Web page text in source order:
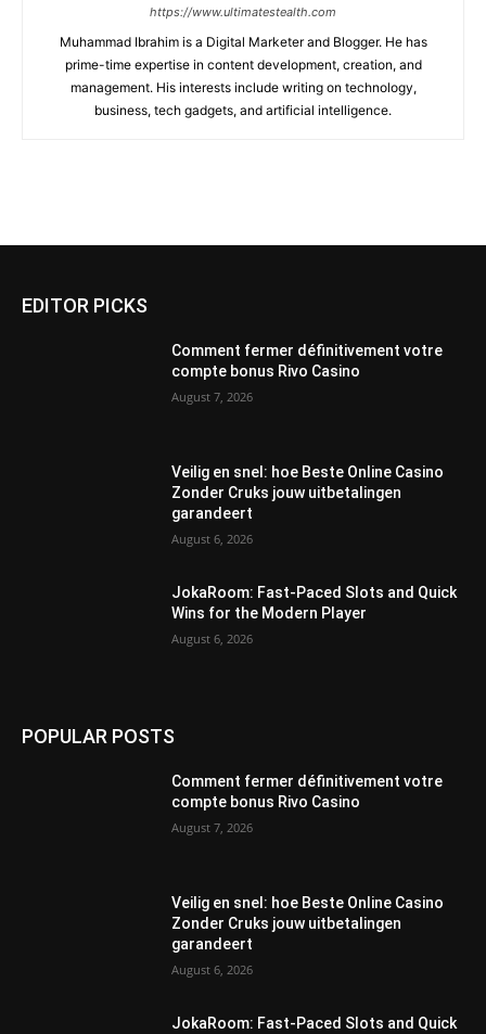
https://www.ultimatestealth.com
Muhammad Ibrahim is a Digital Marketer and Blogger. He has
prime-time expertise in content development, creation, and
management. His interests include writing on technology,
business, tech gadgets, and artificial intelligence.
EDITOR PICKS
Comment fermer définitivement votre
compte bonus Rivo Casino
August 7, 2026
Veilig en snel: hoe Beste Online Casino
Zonder Cruks jouw uitbetalingen
garandeert
August 6, 2026
JokaRoom: Fast‑Paced Slots and Quick
Wins for the Modern Player
August 6, 2026
POPULAR POSTS
Comment fermer définitivement votre
compte bonus Rivo Casino
August 7, 2026
Veilig en snel: hoe Beste Online Casino
Zonder Cruks jouw uitbetalingen
garandeert
August 6, 2026
JokaRoom: Fast‑Paced Slots and Quick